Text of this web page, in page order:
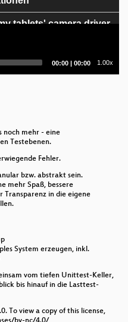
tablets' camera driver
Current
00:00 | Total
00:00 1.00x
noch mehr - eine
Testebenen.
Fehler.
bzw. abstrakt sein.
mehr Spaß, bessere
in die eigene
System erzeugen, inkl.
vom tiefen Unittest-Keller,
bis hinauf in die Lasttest-
To view a copy of this license,